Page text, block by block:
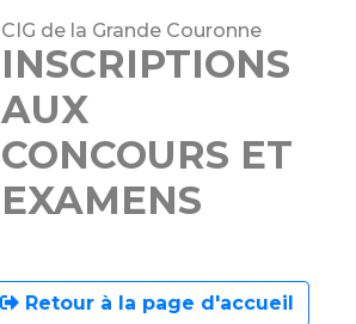
CIG de la Grande Couronne
INSCRIPTIONS
AUX
CONCOURS ET
EXAMENS
Retour à la page d'accueil